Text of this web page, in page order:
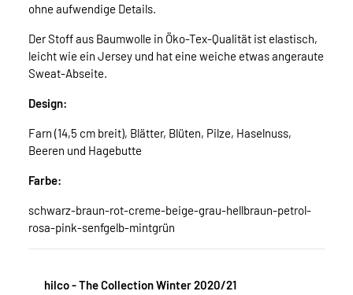
ohne aufwendige Details.
Der Stoff aus Baumwolle in Öko-Tex-Qualität ist elastisch,
leicht wie ein Jersey und hat eine weiche etwas angeraute
Sweat-Abseite.
Design:
Farn (14,5 cm breit), Blätter, Blüten, Pilze, Haselnuss,
Beeren und Hagebutte
Farbe:
schwarz-braun-rot-creme-beige-grau-hellbraun-petrol-
rosa-pink-senfgelb-mintgrün
hilco - The Collection Winter 2020/21